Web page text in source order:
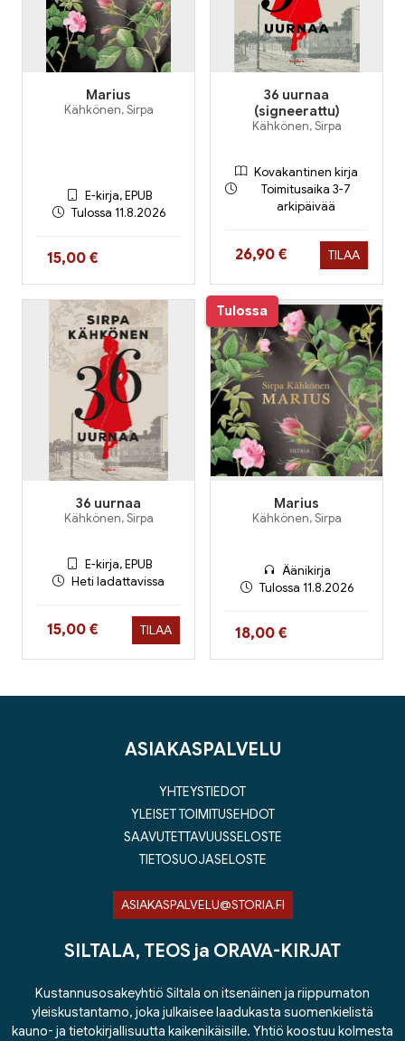
Marius
Kähkönen, Sirpa
E-kirja, EPUB
Tulossa 11.8.2026
Hinta nyt
15,00 €
36 uurnaa
(signeerattu)
Kähkönen, Sirpa
Kovakantinen kirja
Toimitusaika 3-7
arkipäivää
Hinta nyt
26,90 € TILAA
36 uurnaa
Kähkönen, Sirpa
E-kirja, EPUB
Heti ladattavissa
Hinta nyt
15,00 € TILAA
Tulossa
Marius
Kähkönen, Sirpa
Äänikirja
Tulossa 11.8.2026
Hinta nyt
18,00 €
ASIAKASPALVELU
YHTEYSTIEDOT
YLEISET TOIMITUSEHDOT
SAAVUTETTAVUUSSELOSTE
TIETOSUOJASELOSTE
ASIAKASPALVELU@STORIA.FI
SILTALA, TEOS ja ORAVA-KIRJAT
Kustannusosakeyhtiö Siltala on itsenäinen ja riippumaton
yleiskustantamo, joka julkaisee laadukasta suomenkielistä
kauno- ja tietokirjallisuutta kaikenikäisille. Yhtiö koostuu kolmesta